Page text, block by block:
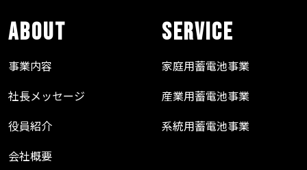
About
事業内容
社長メッセージ
役員紹介
会社概要
SERVICE
家庭用蓄電池事業
産業用蓄電池事業
系統用蓄電池事業